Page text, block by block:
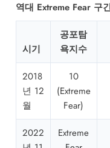
역대 Extreme Fear 구
시기
공포탐
욕지수
2018
년 12
월
10
(Extreme
Fear)
2022
Extreme